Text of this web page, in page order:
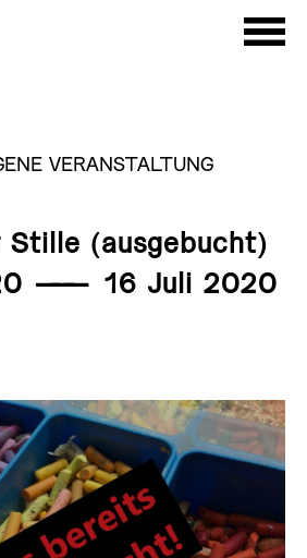
VERANSTALTUNG
Stille (ausgebucht)
——— 16 Juli 2020